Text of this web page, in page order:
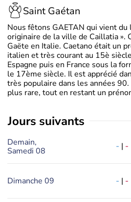
Saint Gaétan
Nous fêtons GAETAN qui vient
originaire de la ville de Caillatia ».
Gaëte en Italie. Caetano était un
italien et très courant au 15è
Espagne puis en France sous la
le 17ème siècle. Il est apprécié
très populaire dans les années
plus rare, tout en restant un
jours suivants
Demain,
Samedi 08
- | -
Dimanche 09 - | -